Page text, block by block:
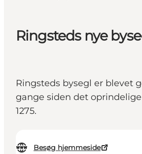
Ringsteds nye
Ringsteds bysegl er blevet
gange siden det
1275.
Besøg hjemmeside